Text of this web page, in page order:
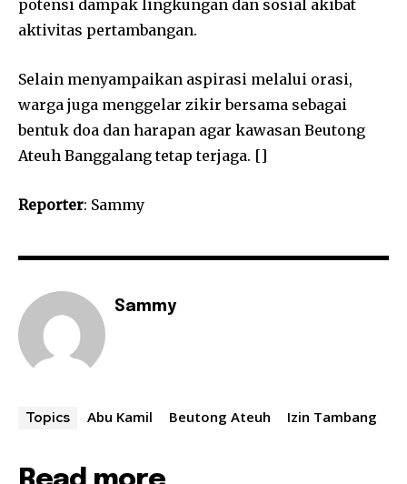
potensi dampak lingkungan dan sosial akibat
aktivitas pertambangan.
Selain menyampaikan aspirasi melalui orasi,
warga juga menggelar zikir bersama sebagai
bentuk doa dan harapan agar kawasan Beutong
Ateuh Banggalang tetap terjaga. []
Reporter: Sammy
Sammy
Topics Abu Kamil Beutong Ateuh Izin Tambang